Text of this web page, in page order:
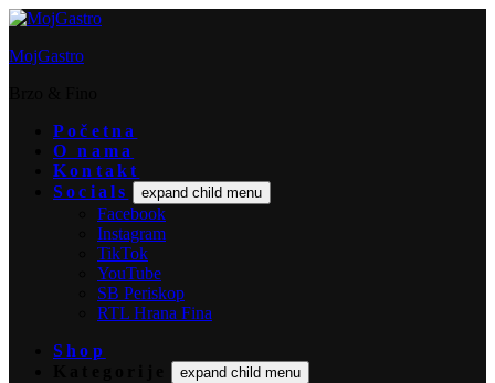
MojGastro
Početna
O nama
Kontakt
Socials
expand child menu
Facebook
Instagram
TikTok
YouTube
SB Periskop
RTL Hrana Fina
Shop
expand child menu